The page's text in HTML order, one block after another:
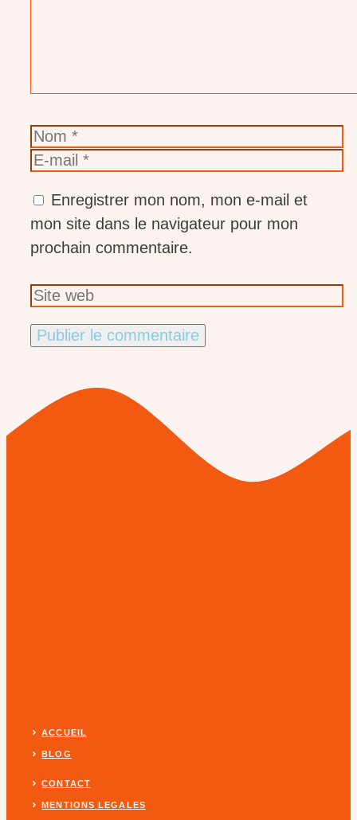
Nom
E-
Enregistrer mon nom, mon e-mail et
mon site dans le navigateur pour mon
prochain commentaire.
Site
ACCUEIL
BLOG
CONTACT
MENTIONS LEGALES